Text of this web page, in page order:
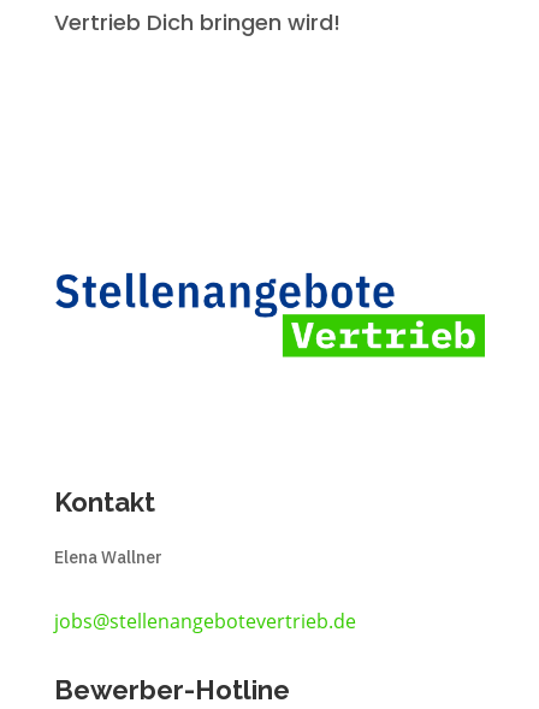
Vertrieb Dich bringen wird!
Kontakt
Elena Wallner
jobs@stellenangebotevertrieb.de
Bewerber-Hotline